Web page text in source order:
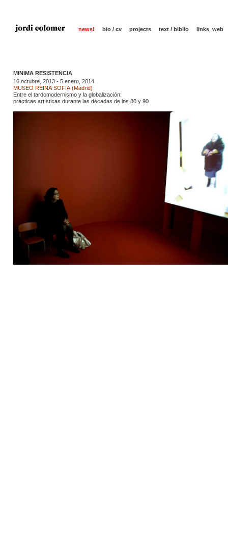
news! bio / cv projects text / biblio links_web
MINIMA RESISTENCIA
16 octubre, 2013 - 5 enero, 2014
MUSEO REINA SOFIA (Madrid)
Entre el tardomodernismo y la globalización:
prácticas artísticas durante las décadas de los 80 y 90